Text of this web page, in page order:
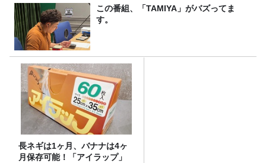
この番組、「TAMIYA」がバズってま
す。
長ネギは1ヶ月、バナナは4ヶ
月保存可能！「アイラップ」